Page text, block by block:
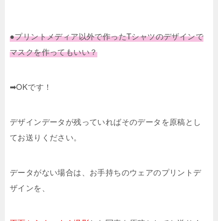
●プリントメディア以外で作ったTシャツのデザインで
マスクを作ってもいい？
➡OKです！
デザインデータが残っていればそのデータを原稿とし
てお送りください。
データがない場合は、お手持ちのウェアのプリントデ
ザインを、